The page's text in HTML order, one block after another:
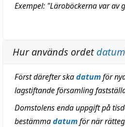
Exempel: "Läroböckerna var av
Hur används ordetdatum
Först därefter skadatumför
lagstiftande församling
Domstolens enda uppgift på
bestämmadatumför när